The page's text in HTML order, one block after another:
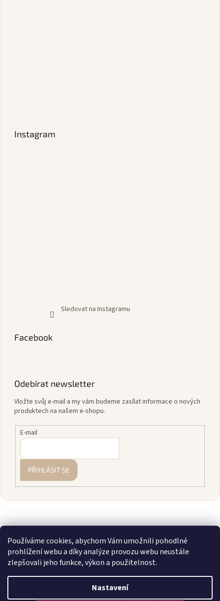
Používáme cookies, abychom Vám umožnili pohodlné
prohlížení webu a díky analýze provozu webu neustále
zlepšovali jeho funkce, výkon a použitelnost.
Nastavení
Instagram
Sledovat na Instagramu
Facebook
Odebírat newsletter
Vložte svůj e-mail a my vám budeme zasílat informace o nových
produktech na našem e-shopu.
E-mail
PŘIHLÁSIT SE
Vytvořil Shoptet